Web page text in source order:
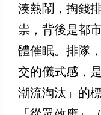
湊熱鬧，掏錢
祟，背後是都
體催眠。排隊
交的儀式感，
潮流淘汰」的